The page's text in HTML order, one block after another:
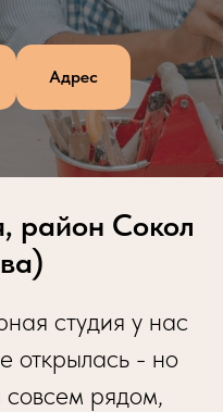
Адрес
район Сокол
студия у нас
открылась - но
совсем рядом,